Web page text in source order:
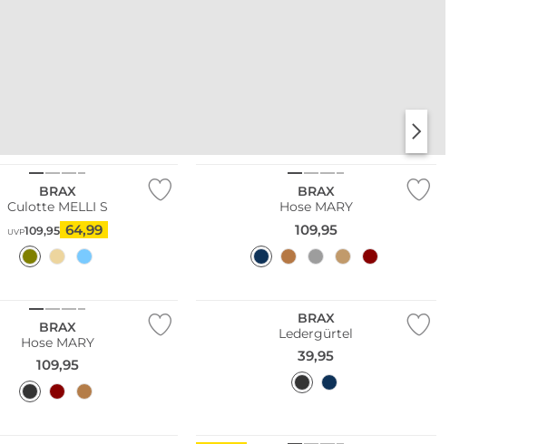
BRAX
Culotte MELLI S
UVP109,95 64,99
BRAX
Hose MARY
109,95
BRAX
Hose MARY
109,95
BRAX
Ledergürtel
39,95